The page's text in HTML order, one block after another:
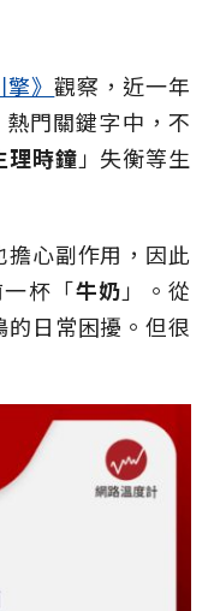
擎》觀察，近一年
門關鍵字中，不
理時鐘 」失衡等生
擔心副作用，因此
杯「牛奶 」。從
日常困擾。但很